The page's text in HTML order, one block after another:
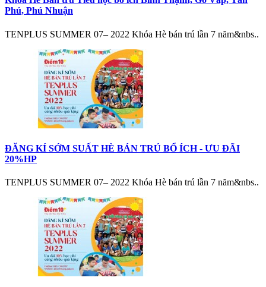
Phú, Phú Nhuận
TENPLUS SUMMER 07– 2022 Khóa Hè bán trú lần 7 năm&nbs..
ĐĂNG KÍ SỚM SUẤT HÈ BÁN TRÚ BỔ ÍCH - ƯU ĐÃI
20%HP
TENPLUS SUMMER 07– 2022 Khóa Hè bán trú lần 7 năm&nbs..